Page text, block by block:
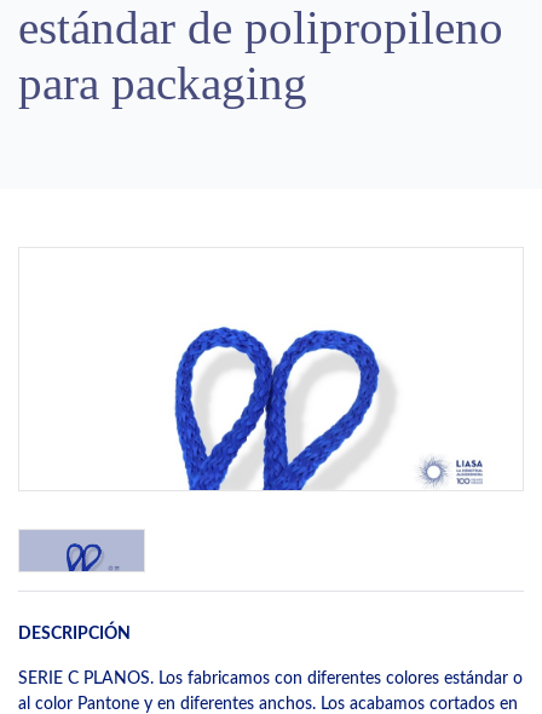
estándar de polipropileno
para packaging
DESCRIPCIÓN
SERIE C PLANOS. Los fabricamos con diferentes colores estándar o
al color Pantone y en diferentes anchos. Los acabamos cortados en